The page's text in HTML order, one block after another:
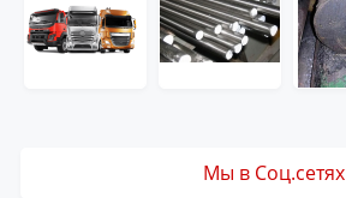
Мы в Соц.сетях